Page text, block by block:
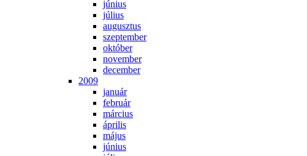
jú­ni­us
jú­li­us
au­gusz­tus
szep­tem­ber
ok­tó­ber
no­vem­ber
de­cem­ber
2009
ja­nu­ár
feb­ru­ár
már­ci­us
áp­ri­lis
má­jus
jú­ni­us